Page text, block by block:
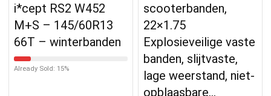
i*cept RS2 W452
M+S – 145/60R13
66T – winterbanden
Already Sold: 15%
scooterbanden,
22×1.75
Explosieveilige vaste
banden, slijtvaste,
lage weerstand, niet-
opblaasbare…